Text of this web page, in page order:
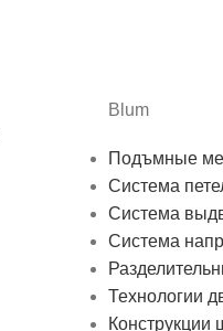
Blum
Подъмные
Система
Система
Система
Технологии
Конструкции